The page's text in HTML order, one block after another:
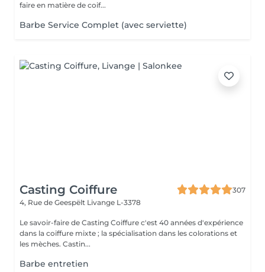
faire en matière de coif...
Barbe Service Complet (avec serviette)
Casting Coiffure
307
4, Rue de Geespëlt Livange L-3378
Le savoir-faire de Casting Coiffure c'est 40 années d'expérience
dans la coiffure mixte ; la spécialisation dans les colorations et
les mèches. Castin...
Barbe entretien